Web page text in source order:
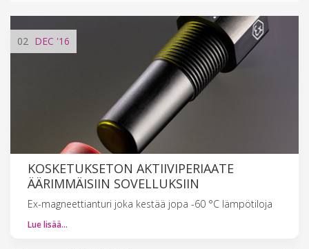
02 DEC '16
KOSKETUKSETON AKTIIVIPERIAATE
ÄÄRIMMÄISIIN SOVELLUKSIIN
Ex-magneettianturi joka kestää jopa -60 °C lämpötiloja
Lue lisää…